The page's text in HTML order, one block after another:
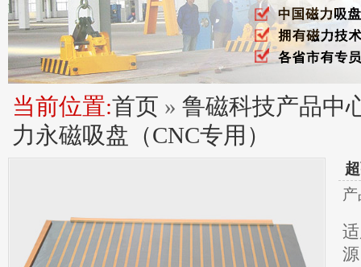
当前位置:首页 » 鲁磁科技产品中
力永磁吸盘（CNC专用）